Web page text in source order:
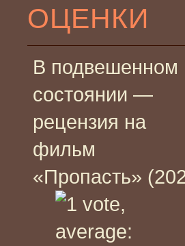
ОЦЕНКИ
В подвешенном
состоянии —
рецензия на
фильм
«Пропасть»